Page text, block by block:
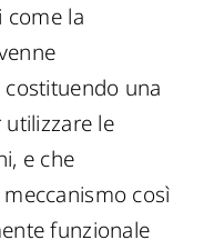
come la
costituendo una
utilizzare le
e che
così
funzionale